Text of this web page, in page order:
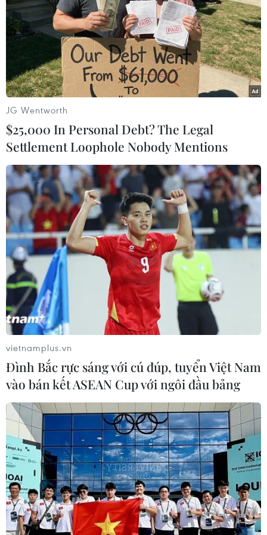
TIN LIÊN QUAN
Thượng đỉnh Mỹ-Triều: Hai lãnh đạo có
cuộc gặp đầu tiên vào chiều nay
27/02/2019 01:25
Theo thông báo của Nhà Trắng, hai nhà lãnh đạo Mỹ
và Triều Tiên sẽ chào hỏi nhau vào lúc 18 giờ 30 (giờ Hà
Nội) tại khách sạn Sofitel Legend Metropole ở Hà Nội.
Ông Trump khen ông Kim trong cuộc gặp
JG Wentworth
$25,000 In Personal Debt? The Legal
Settlement Loophole Nobody Mentions
vietnamplus.vn
Đình Bắc rực sáng với cú đúp, tuyển Việt Nam
vào bán kết ASEAN Cup với ngôi đầu bảng